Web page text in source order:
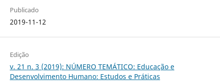
Publicado
2019-11-12
Edição
v. 21 n. 3 (2019): NÚMERO TEMÁTICO: Educação e
Desenvolvimento Humano: Estudos e Práticas